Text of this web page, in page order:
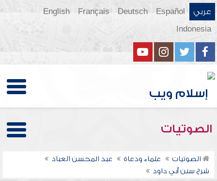
عربي Español
Deutsch
Français
English
Indonesia
الصوتيات
الصوتيات علماء ودعاة
عبد المحسن العباد
شرح سنن أبي داود